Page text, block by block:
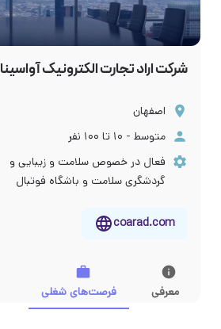
شرکت اراد تجارت الکترونیک آواسینا
اصفهان
متوسط - ۱۰ تا ۱۰۰ نفر
فعال در خصوص سلامت و زیبایی و
گردشگری سلامت و باشگاه فوتبال
coarad.com
معرفی فرصت‌های شغلی